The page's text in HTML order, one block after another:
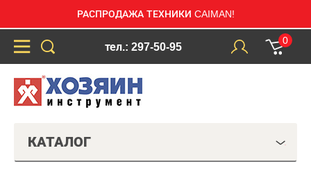
РАСПРОДАЖА ТЕХНИКИ CAIMAN!
тел.: 297-50-95
0
КАТАЛОГ